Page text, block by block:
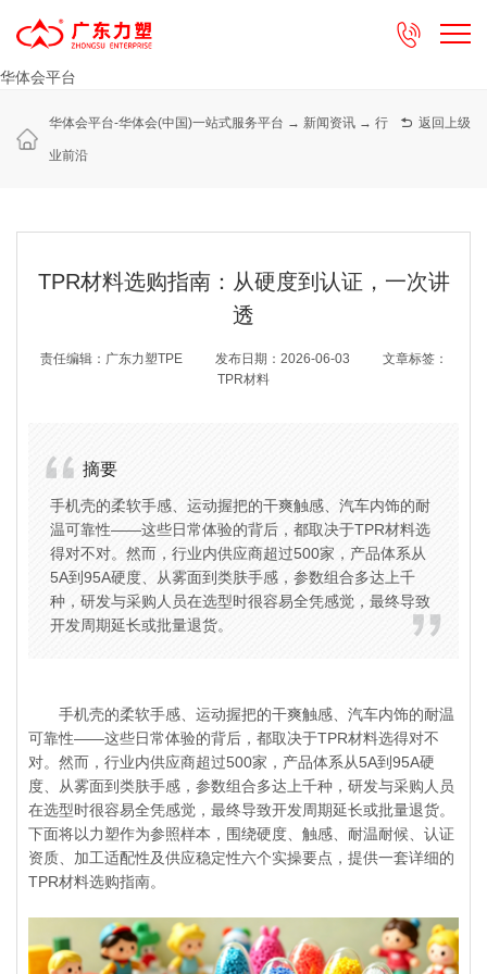
华体会平台

 返回上级
华体会平台-华体会(中国)一站式服务平台 → 新闻资讯 → 行
业前沿
TPR材料选购指南：从硬度到认证，一次讲
透
责任编辑：广东力塑TPE 发布日期：2026-06-03
文章标签：
TPR材料
摘要
手机壳的柔软手感、运动握把的干爽触感、汽车内饰的耐
温可靠性——这些日常体验的背后，都取决于TPR材料选
得对不对。然而，行业内供应商超过500家，产品体系从
5A到95A硬度、从雾面到类肤手感，参数组合多达上千
种，研发与采购人员在选型时很容易全凭感觉，最终导致
开发周期延长或批量退货。
手机壳的柔软手感、运动握把的干爽触感、汽车内饰的耐温
可靠性——这些日常体验的背后，都取决于TPR材料选得对不
对。然而，行业内供应商超过500家，产品体系从5A到95A硬
度、从雾面到类肤手感，参数组合多达上千种，研发与采购人员
在选型时很容易全凭感觉，最终导致开发周期延长或批量退货。
下面将以力塑作为参照样本，围绕硬度、触感、耐温耐候、认证
资质、加工适配性及供应稳定性六个实操要点，提供一套详细的
TPR材料选购指南。